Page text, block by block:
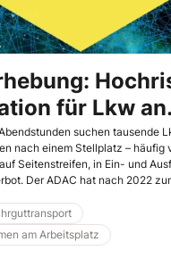
für Lkw an
Autobahnen
suchen tausende
nach einem Stellplatz – häufig
Seitenstreifen, in Ein- und
Der ADAC hat nach 2022
Die Ergebnisse sind
besonders kritisch ist und wie
können.
am Arbeitsplatz